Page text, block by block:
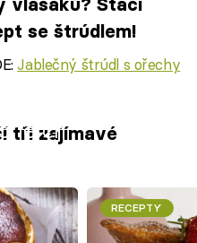
se štrúdlem!
Jablečný štrúdl s ořechy
fetch
tři zajímavé
RECEPTY